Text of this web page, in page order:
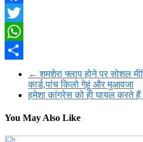
Facebook
Twitter
WhatsApp
← शमशेरा फ्लाप होने पर सोशल
कार्ड,पांच किलो गेहूं और मुआवजा
हमेशा कांग्रेस को ही घायल करते
You May Also Like